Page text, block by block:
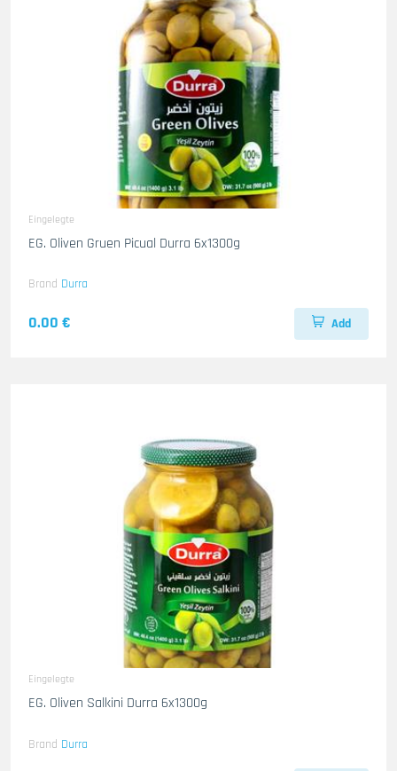
Eingelegte
EG. Oliven Gruen Picual Durra 6x1300g
Brand Durra
0.00 € Add
Eingelegte
EG. Oliven Salkini Durra 6x1300g
Brand Durra